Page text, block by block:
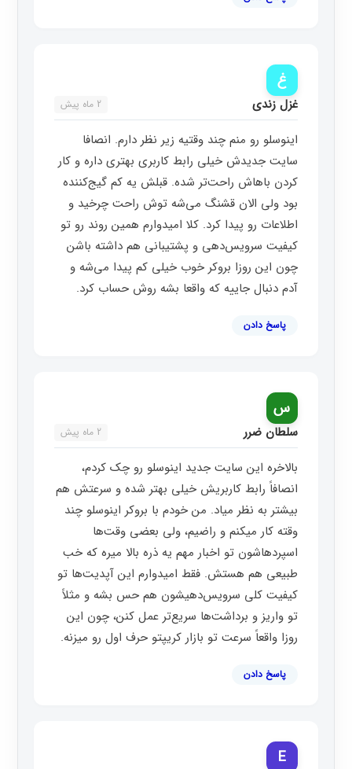
غ
غزل زندی 2 ماه پیش
اینوسلو رو منم چند وقتیه زیر نظر دارم. انصافا
سایت جدیدش خیلی رابط کاربری بهتری داره و کار
کردن باهاش راحت‌تر شده. قبلش یه کم گیج‌کننده
بود ولی الان قشنگ می‌شه توش راحت چرخید و
اطلاعات رو پیدا کرد. کلا امیدوارم همین روند رو تو
کیفیت سرویس‌دهی و پشتیبانی هم داشته باشن
چون این روزا بروکر خوب خیلی کم پیدا می‌شه و
آدم دنبال جاییه که واقعا بشه روش حساب کرد.
پاسخ دادن
س
سلطان ضرر 2 ماه پیش
بالاخره این سایت جدید اینوسلو رو چک کردم،
انصافاً رابط کاربریش خیلی بهتر شده و سرعتش هم
بیشتر به نظر میاد. من خودم با بروکر اینوسلو چند
وقته کار میکنم و راضیم، ولی بعضی وقت‌ها
اسپردهاشون تو اخبار مهم یه ذره بالا میره که خب
طبیعی هم هستش. فقط امیدوارم این آپدیت‌ها تو
کیفیت کلی سرویس‌دهیشون هم حس بشه و مثلاً
تو واریز و برداشت‌ها سریع‌تر عمل کنن، چون این
روزا واقعاً سرعت تو بازار کریپتو حرف اول رو میزنه.
پاسخ دادن
E